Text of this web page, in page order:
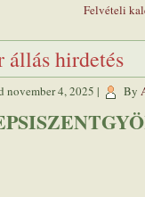
Felvételi
állás hirdetés
november 4, 2025 | By